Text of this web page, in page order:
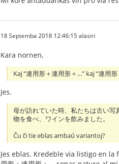
18 Septemba 2018 12:46:15 alasiri
Kara nornen,
Kaj “連用形＋連用形＋…” kaj “連
Jes.
母が訪れていた時、私たちは古い
物を食べ、ワインを飲みました。
Ĉu ĉi tie eblas ambaŭ variantoj?
Jes eblas. Kredeble via listigo en